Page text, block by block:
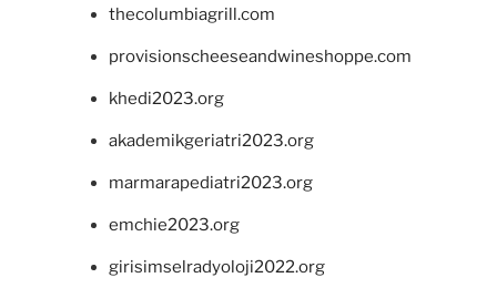
thecolumbiagrill.com
provisionscheeseandwineshoppe.com
khedi2023.org
akademikgeriatri2023.org
marmarapediatri2023.org
emchie2023.org
girisimselradyoloji2022.org